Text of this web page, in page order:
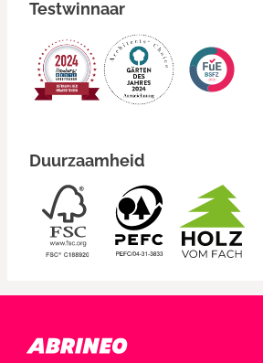
Testwinnaar
Duurzaamheid